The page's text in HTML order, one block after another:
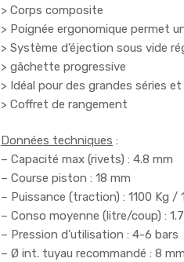
> Corps composite
> Poignée ergonomique permet
> Système d’éjection sous vide
> gâchette progressive
> Idéal pour des grandes séries
> Coffret de rangement
Données techniques :
– Capacité max (rivets) : 4.8 mm
– Course piston : 18 mm
– Puissance (traction) : 1100 Kg /
– Conso moyenne (litre/coup) :
– Pression d’utilisation : 4-6 bars
– Ø int. tuyau recommandé : 8 mm